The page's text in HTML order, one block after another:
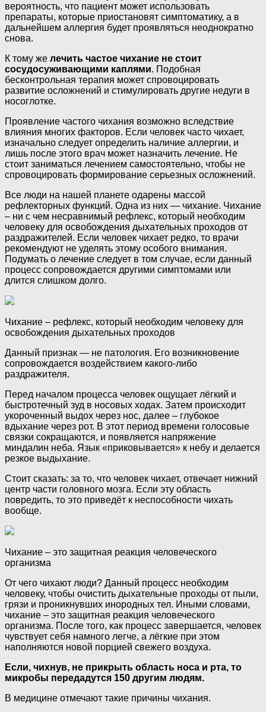
вероятность, что пациент может использовать
препараты, которые приостановят симптоматику, а в
дальнейшем аллергия будет проявляться неоднократно
снова.
К тому же лечить частое чихание не стоит
сосудосуживающими каплями. Подобная
бесконтрольная терапия может спровоцировать
развитие осложнений и стимулировать другие недуги в
носоглотке.
Проявление частого чихания возможно вследствие
влияния многих факторов. Если человек часто чихает,
изначально следует определить наличие аллергии, и
лишь после этого врач может назначить лечение. Не
стоит заниматься лечением самостоятельно, чтобы не
спровоцировать формирование серьезных осложнений.
Все люди на нашей планете одарены массой
рефлекторных функций. Одна из них — чихание. Чихание
– ни с чем несравнимый рефлекс, который необходим
человеку для освобождения дыхательных проходов от
раздражителей. Если человек чихает редко, то врачи
рекомендуют не уделять этому особого внимания.
Подумать о лечение следует в том случае, если данный
процесс сопровождается другими симптомами или
длится слишком долго.
Чихание – рефлекс, который необходим человеку для
освобождения дыхательных проходов
Данный признак — не патология. Его возникновение
сопровождается воздействием какого-либо
раздражителя.
Перед началом процесса человек ощущает лёгкий и
быстротечный зуд в носовых ходах. Затем происходит
укороченный выдох через нос, далее – глубокое
вдыхание через рот. В этот период времени голосовые
связки сокращаются, и появляется напряжение
миндалин неба. Язык «приковывается» к небу и делается
резкое выдыхание.
Стоит сказать: за то, что человек чихает, отвечает нижний
центр части головного мозга. Если эту область
повредить, то это приведёт к неспособности чихать
вообще.
Чихание – это защитная реакция человеческого
организма
От чего чихают люди? Данный процесс необходим
человеку, чтобы очистить дыхательные проходы от пыли,
грязи и проникнувших инородных тел. Иными словами,
чихание – это защитная реакция человеческого
организма. После того, как процесс завершается, человек
чувствует себя намного легче, а лёгкие при этом
наполняются новой порцией свежего воздуха.
Если, чихнув, не прикрыть область носа и рта, то
микробы передадутся 150 другим людям.
В медицине отмечают такие причины чихания.